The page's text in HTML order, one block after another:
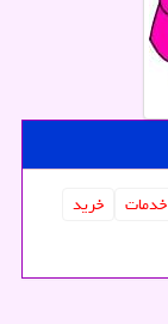
خدمات
خرید